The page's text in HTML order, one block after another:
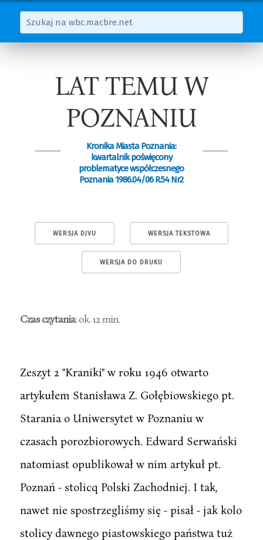
LAT TEMU W
POZNANIU
Kronika Miasta Poznania:
kwartalnik poświęcony
problematyce współczesnego
Poznania 1986.04/06 R.54 Nr2
WERSJA DJVU WERSJA TEKSTOWA
WERSJA DO DRUKU
Czas czytania: ok. 12 min.
Zeszyt 2 "Kraniki" w roku 1946 otwarto
artykułem Stanisława Z. Gołębiowskiego pt.
Starania o Uniwersytet w Poznaniu w
czasach porozbiorowych. Edward Serwański
natomiast opublikował w nim artykuł pt.
Poznań - stolicq Polski Zachodniej. I tak,
nawet nie spostrzegliśmy się - pisał - jak kolo
stolicy dawnego piastowskiego państwa tuż